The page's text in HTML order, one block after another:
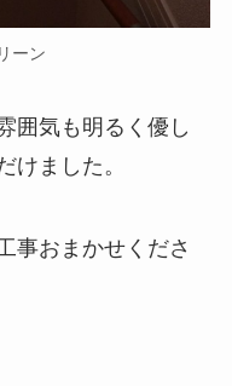
ーン
囲気も明るく優し
けました。
事おまかせくださ